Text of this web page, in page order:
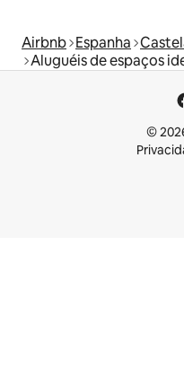
Airbnb Espanha
Aluguéis de espaços
©